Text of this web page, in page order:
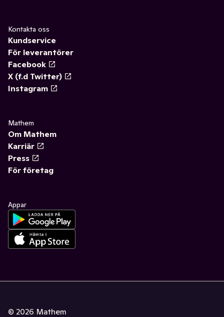
Kontakta oss
Kundservice
För leverantörer
Facebook
X (f.d Twitter)
Instagram
Mathem
Om Mathem
Karriär
Press
För företag
Appar
© 2026 Mathem